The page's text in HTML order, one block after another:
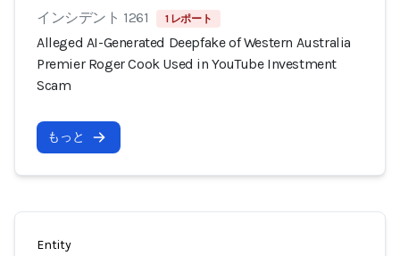
インシデント 1261 1 レポート
Alleged AI-Generated Deepfake of Western Australia
Premier Roger Cook Used in YouTube Investment
Scam
もっと
Entity